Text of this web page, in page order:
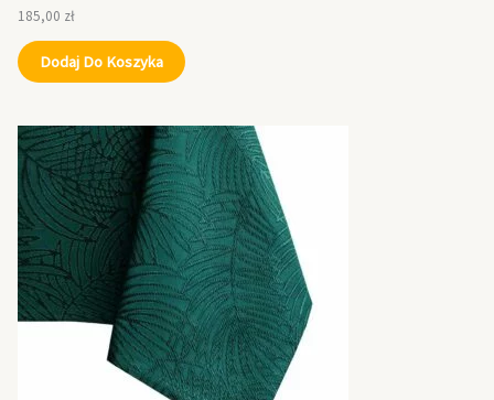
185,00 zł
Dodaj Do Koszyka